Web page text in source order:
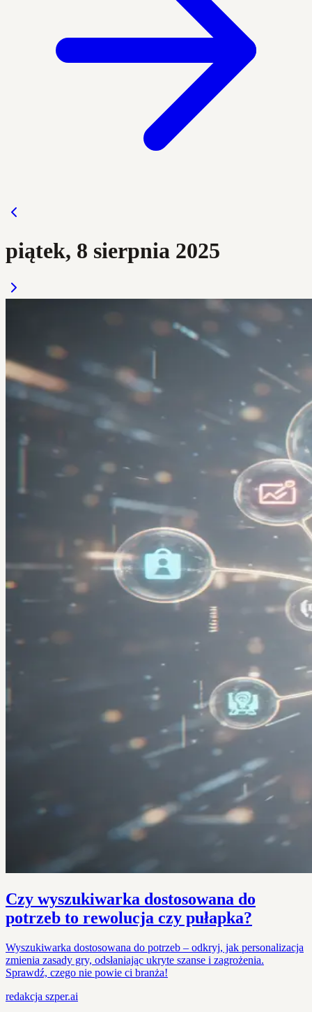
piątek, 8 sierpnia 2025
Czy wyszukiwarka dostosowana do
potrzeb to rewolucja czy pułapka?
Wyszukiwarka dostosowana do potrzeb – odkryj, jak personalizacja
zmienia zasady gry, odsłaniając ukryte szanse i zagrożenia.
Sprawdź, czego nie powie ci branża!
redakcja szper.ai